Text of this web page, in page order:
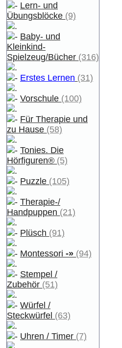
Lern- und
Übungsblöcke (9)
Baby- und
Kleinkind-
Spielzeug/Bücher (316)
Erstes Lernen (31)
Vorschule (100)
Für Therapie und
zu Hause (58)
Tonies. Die
Hörfiguren® (5)
Puzzle (105)
Therapie-/
Handpuppen (21)
Plüsch (91)
Montessori -» (94)
Stempel /
Zubehör (51)
Würfel /
Steckwürfel (63)
Uhren / Timer (7)